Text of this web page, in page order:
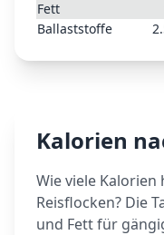
Fett
Ballaststoffe
Kalorien
Wie viele Kalorien
Reisflocken? Die
und Fett für